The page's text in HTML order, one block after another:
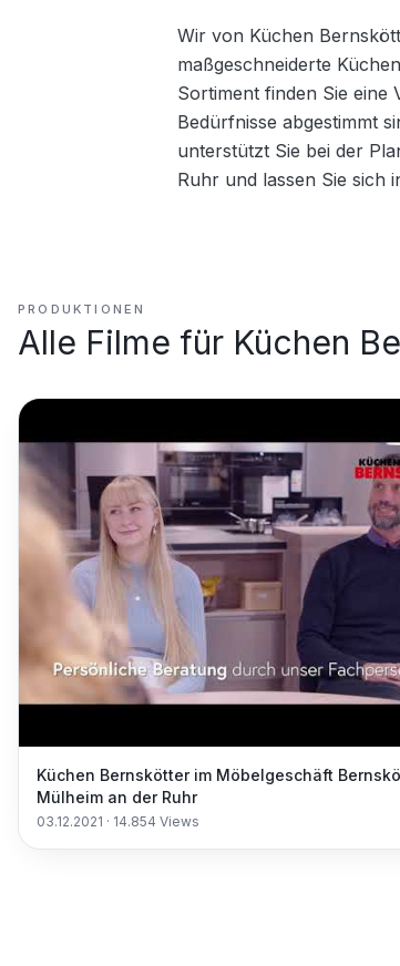
Wir von Küchen
maßgeschneiderte
Sortiment finden Sie eine
Bedürfnisse abgestimmt
unterstützt Sie bei der
Ruhr und lassen Sie sich
PRODUKTIONEN
Alle Filme für Küchen
Küchen Bernskötter im Möbelgeschäft
Mülheim an der Ruhr
03.12.2021 · 14.854 Views